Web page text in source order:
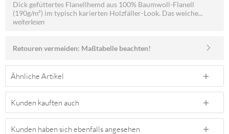
Dick gefüttertes Flanellhemd aus 100% Baumwoll-Flanell
(190g/m²) im typisch karierten Holzfäller-Look. Das weiche...
weiterlesen
Retouren vermeiden: Maßtabelle beachten!
Ähnliche Artikel
Kunden kauften auch
Kunden haben sich ebenfalls angesehen